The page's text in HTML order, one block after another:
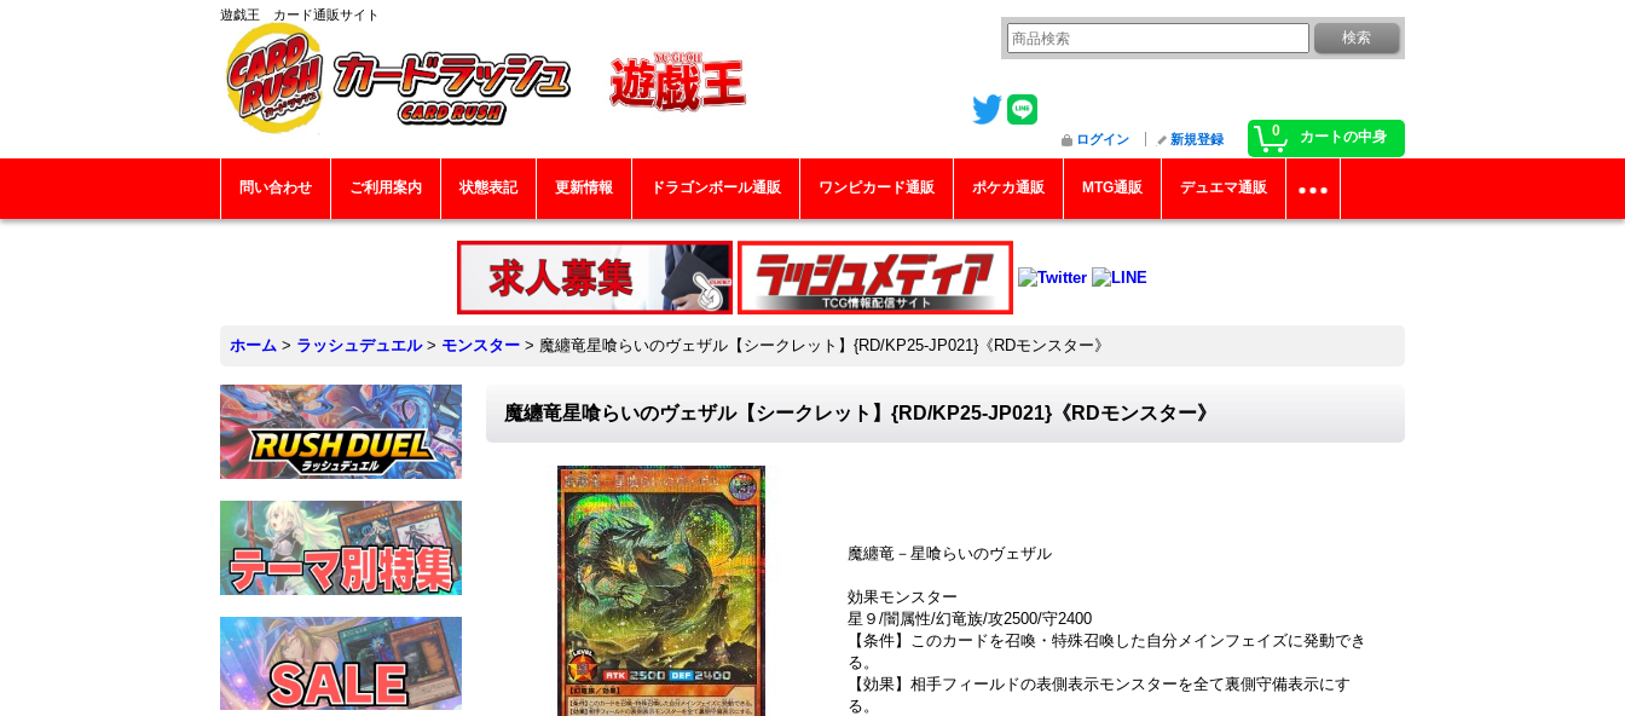
遊戯王 カード通販サイト
0 カートの中身
ログイン 新規登録
問い合わせ ご利用案内 状態表記 更新情報 ドラゴンボール通販 ワンピカード通販 ポケカ通販 MTG通販 デュエマ通販
ホーム > ラッシュデュエル > モンスター > 魔纏竜星喰らいのヴェザル【シークレット】{RD/KP25-JP021}《RDモンスター》
魔纏竜星喰らいのヴェザル【シークレット】{RD/KP25-JP021}《RDモンスター》
魔纏竜－星喰らいのヴェザル
効果モンスター
星９/闇属性/幻竜族/攻2500/守2400
【条件】このカードを召喚・特殊召喚した自分メインフェイズに発動でき
る。
【効果】相手フィールドの表側表示モンスターを全て裏側守備表示にす
る。